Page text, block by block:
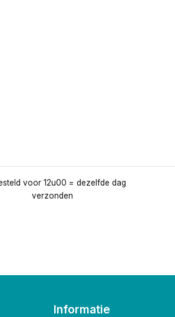
voor 12u00 = dezelfde dag
verzonden
Informatie